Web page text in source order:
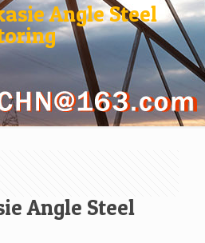
Angle Steel
Angle Steel